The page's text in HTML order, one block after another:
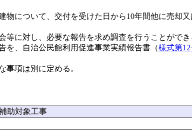
について、交付を受けた日から10年間他に売却
に対し、必要な報告を求め調査を行うことができ
、自治公民館利用促進事業実績報告書（様式第
項は別に定める。
助対象工事